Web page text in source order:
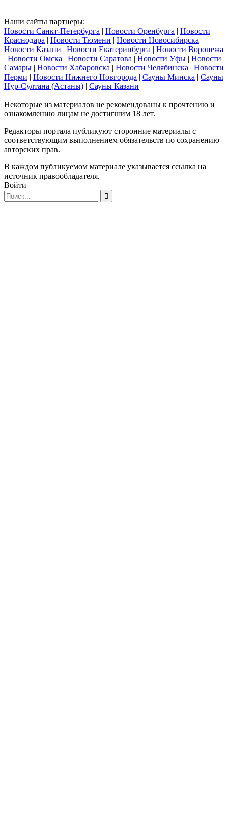
Наши сайты партнеры:
Новости Санкт-Петербурга | Новости Оренбурга | Новости
Краснодара | Новости Тюмени | Новости Новосибирска |
Новости Казани | Новости Екатеринбурга | Новости Воронежа
| Новости Омска | Новости Саратова | Новости Уфы | Новости
Самары | Новости Хабаровска | Новости Челябинска | Новости
Перми | Новости Нижнего Новгорода | Сауны Минска | Сауны
Нур-Султана (Астаны) | Сауны Казани
Некоторые из материалов не рекомендованы к прочтению и
ознакомлению лицам не достигшим 18 лет.
Редакторы портала публикуют сторонние материалы с
соответствующим выполнением обязательств по сохранению
авторских прав.
В каждом публикуемом материале указывается ссылка на
источник правообладателя.
Войти